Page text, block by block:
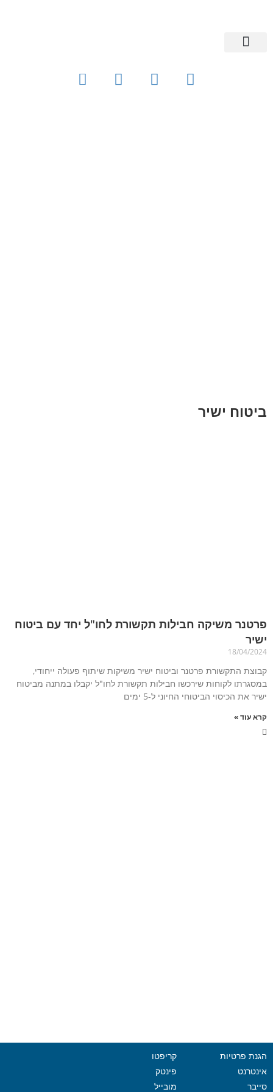
ביטוח ישיר
פרטנר משיקה חבילות תקשורת לחו"ל יחד עם ביטוח
ישיר
18/04/2024
קבוצת התקשורת פרטנר וביטוח ישיר משיקות שיתוף פעולה ייחודי,
במסגרתו לקוחות שירכשו חבילות תקשורת לחו"ל יקבלו במתנה מביטוח
ישיר את הכיסוי הביטוחי החיוני ל-5 ימים
קרא עוד »
הגנת פרטיות
אינטרנט
סייבר
קריפטו
פינטק
מובייל